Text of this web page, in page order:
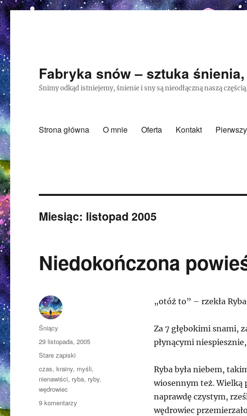
Fabryka snów – sztuka
Śnimy odkąd istniejemy, śnienie i sny są nieodłączną naszą
Strona główna O mnie Oferta Kontakt
Miesiąc: listopad 2005
Niedokończona
„otóż to” – rzekła
Za 7 głębokimi snami,
płynącymi
Ryba była niebem,
wiosennym też. Wielką
naprawdę czystym,
wędrowiec
Autor
Śniący
Opublikowano
29 listopada, 2005
Kategorie
Stare zapiski
Tagi
czas,krainy, myśli,
nienawiści, ryba, ryby,
wędrowiec
9 komentarzy